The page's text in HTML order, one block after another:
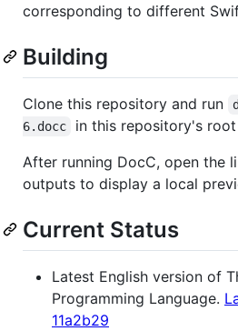
corresponding to different
Building
Clone this repository and run
6.docc
in this repository's
After running DocC, open the
outputs to display a local
Current Status
Latest English version of
Programming Language.
11a2b29